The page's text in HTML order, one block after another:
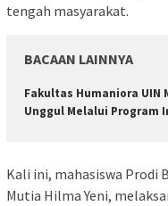
tengah masyarakat.
BACAAN LAINNYA
Fakultas Humaniora UIN
Unggul Melalui Program
Kali ini, mahasiswa Prodi
Mutia Hilma Yeni,